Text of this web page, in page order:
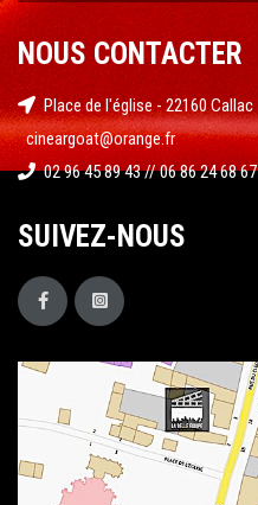
NOUS CONTACTER
Place de l'église - 22160 Callac
cineargoat@orange.fr
02 96 45 89 43 // 06 86 24 68 67
SUIVEZ-NOUS